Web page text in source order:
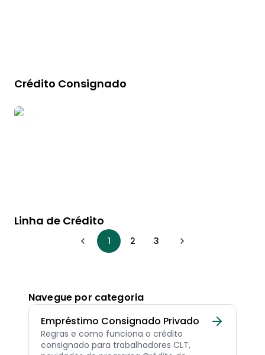
Crédito Consignado
Linha de Crédito
1 2 3
Navegue por categoria
Empréstimo Consignado Privado
Regras e como funciona o crédito
consignado para trabalhadores CLT,